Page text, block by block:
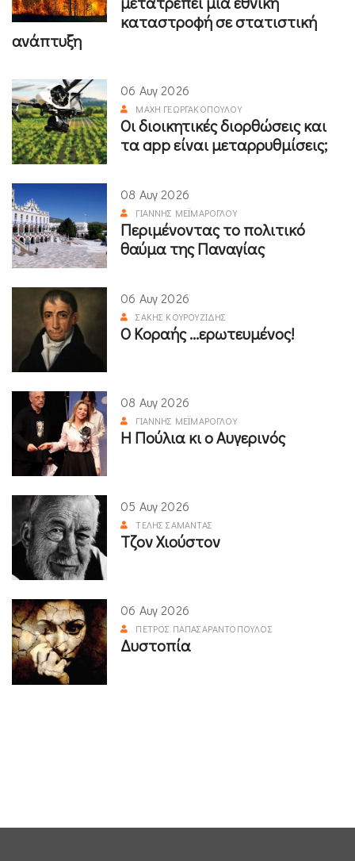
καταστροφή σε στατιστική
ανάπτυξη
06 Αυγ 2026
ΜΆΧΗ ΓΕΩΡΓΑΚΟΠΟΎΛΟΥ
Οι διοικητικές διορθώσεις και
τα app είναι μεταρρυθμίσεις;
08 Αυγ 2026
ΓΙΆΝΝΗΣ ΜΕΪΜΆΡΟΓΛΟΥ
Περιμένοντας το πολιτικό
θαύμα της Παναγίας
06 Αυγ 2026
ΣΆΚΗΣ ΚΟΥΡΟΥΖΊΔΗΣ
Ο Κοραής ...ερωτευμένος!
08 Αυγ 2026
ΓΙΆΝΝΗΣ ΜΕΪΜΆΡΟΓΛΟΥ
Η Πούλια κι ο Αυγερινός
05 Αυγ 2026
ΤΈΛΗΣ ΣΑΜΑΝΤΆΣ
Τζον Χιούστον
06 Αυγ 2026
ΠΈΤΡΟΣ ΠΑΠΑΣΑΡΑΝΤΌΠΟΥΛΟΣ
Δυστοπία